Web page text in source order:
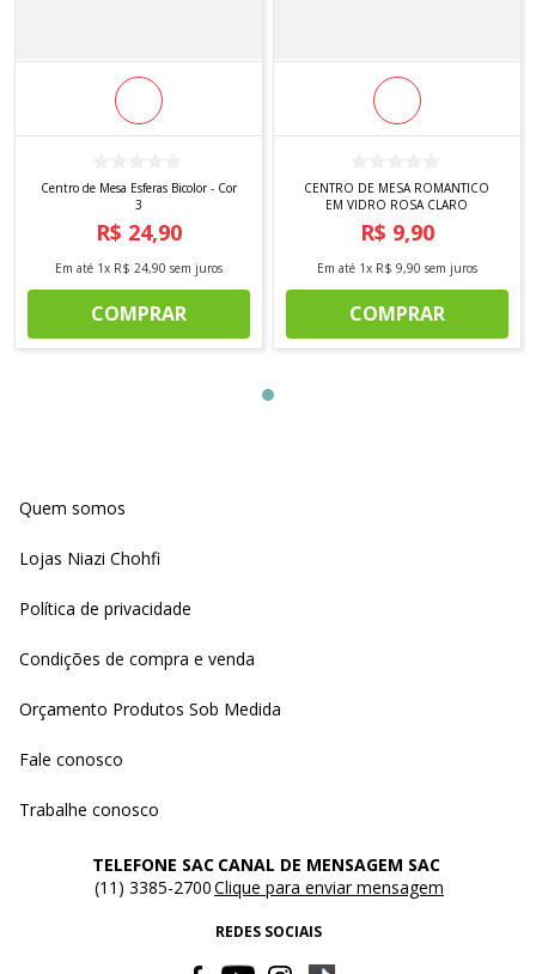
Centro de Mesa Esferas Bicolor - Cor
3
R$ 24,90
Em até 1x R$ 24,90 sem juros
COMPRAR
CENTRO DE MESA ROMANTICO
EM VIDRO ROSA CLARO
R$ 9,90
Em até 1x R$ 9,90 sem juros
COMPRAR
Quem somos
Lojas Niazi Chohfi
Política de privacidade
Condições de compra e venda
Orçamento Produtos Sob Medida
Fale conosco
Trabalhe conosco
TELEFONE SAC
(11) 3385-2700
CANAL DE MENSAGEM SAC
Clique para enviar mensagem
REDES SOCIAIS